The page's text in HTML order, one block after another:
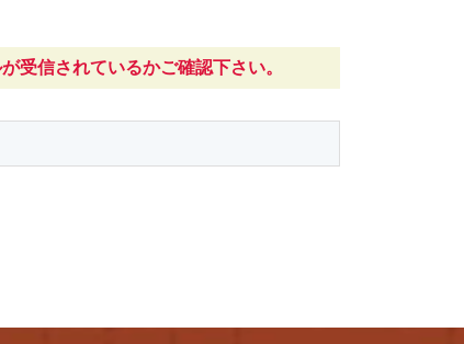
受信されているかご確認下さい。